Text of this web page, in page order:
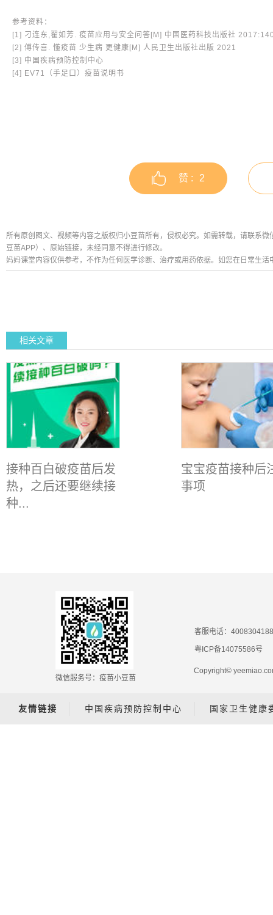
参考资料：
[1] 刁连东,翟如芳. 疫苗应用与安全问答[M] 中国医药科技出版社
[2] 傅传喜. 懂疫苗 少生病 更健康[M] 人民卫生出版社出版 2021
[3] 中国疾病预防控制中心
[4] EV71（手足口）疫苗说明书
赞 : 2
所有原创图文、视频等内容之版权归小豆苗所有，侵权必究。如需转载，请联系
豆苗APP）、原始链接，未经同意不得进行修改。
妈妈课堂内容仅供参考，不作为任何医学诊断、治疗或用药依据。如您在日常生
相关文章
接种百白破疫苗后发
热，之后还要继续接
种...
宝宝疫苗接种后
事项
微信服务号：疫苗小豆苗
客服电话：4008304188
粤ICP备14075586号
Copyright©
友情链接 中国疾病预防控制中心 国家卫生健康